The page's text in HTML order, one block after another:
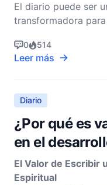
El diario puede ser
transformadora
relación con Dios,
espiritual y obtener
cristiano no
diario sirve co
0 514
Leer más
Diario
¿Por qué es
en el
El Valor de Escribir
Espiritual